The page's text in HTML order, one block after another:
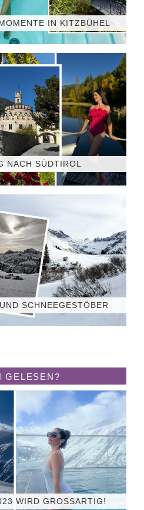
IN KITZBÜHEL
NACH SÜDTIROL
SCHNEEGESTÖBER
GELESEN?
WIRD GROSSARTIG!